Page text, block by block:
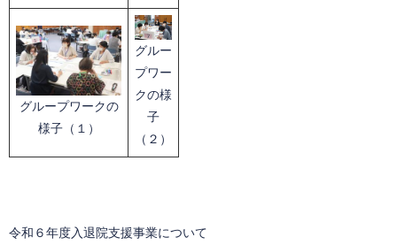
グループワークの
様子（１）
グルー
プワー
クの様
子
（２）
令和６年度入退院支援事業について